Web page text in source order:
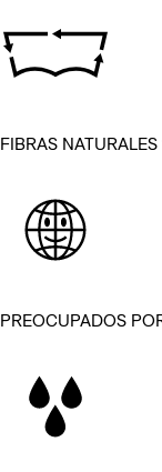
FIBRAS
PREOCUPADOS